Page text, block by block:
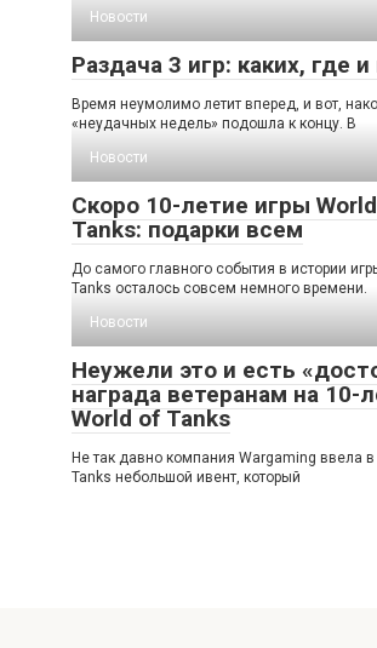
Новости
Раздача 3 игр: каких, где и
Время неумолимо летит вперед, и вот,
«неудачных недель» подошла к концу. В
Новости
Скоро 10-летие игры
Tanks: подарки всем
До самого главного события в истории
Tanks осталось совсем немного времени.
Новости
Неужели это и есть
награда ветеранам на 10-
World of Tanks
Не так давно компания Wargaming ввела в
Tanks небольшой ивент, который